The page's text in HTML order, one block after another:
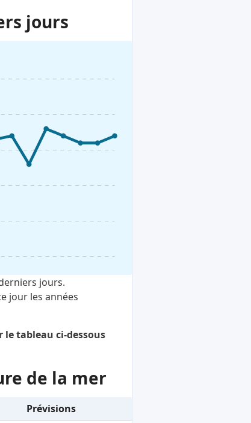
jours
jours.
jour les années
le tableau ci-dessous
de la mer
Prévisions